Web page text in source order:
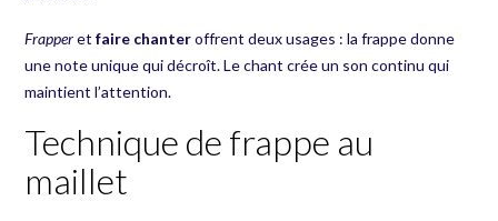
Frapperet faire chanteroffrent deux usages : la frappe donne
une note unique qui décroît. Le chant crée un son continu qui
maintient l’attention.
Technique de frappe au
maillet